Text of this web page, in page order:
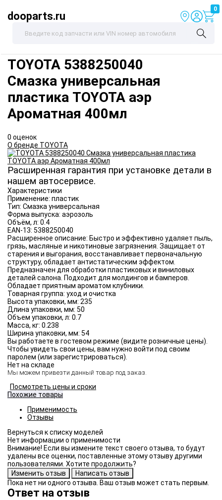
dooparts.ru
0
TOYOTA 5388250040
Смазка универсальная
пластика TOYOTA аэр
Ароматная 400мл
0 оценок
О бренде TOYOTA
Расширенная гарантия при установке детали в
нашем автосервисе.
Характеристики
Применение: пластик
Тип: Смазка универсальная
Форма выпуска: аэрозоль
Объём, л: 0.4
EAN-13: 5388250040
Расширенное описание: Быстро и эффективно удаляет пыль,
грязь, масляные и никотиновые загрязнения. Защищает от
старения и выгорания, восстанавливает первоначальную
структуру, обладает антистатическим эффектом.
Предназначен для обработки пластиковых и виниловых
деталей салона. Подходит для молдингов и бамперов.
Обладает приятным ароматом клубники.
Товарная группа: уход и очистка
Высота упаковки, мм: 235
Длина упаковки, мм: 50
Объем упаковки, л: 0.7
Масса, кг: 0.238
Ширина упаковки, мм: 54
Вы работаете в гостевом режиме (видите розничные цены).
Чтобы увидеть свои цены, вам нужно войти под своим
паролем (или зарегистрироваться).
Нет на складе
Мы можем привезти данный товар под заказ.
Посмотреть цены и сроки
Похожие товары
Применимость
Отзывы
Нет информации о применимости
Внимание! Если вы измените текст своего отзыва, то будут
удалены все оценки, поставленные этому отзыву другими
пользователями. Хотите продолжить?
Пока нет ни одного отзыва. Ваш отзыв может стать первым.
Ответ на отзыв